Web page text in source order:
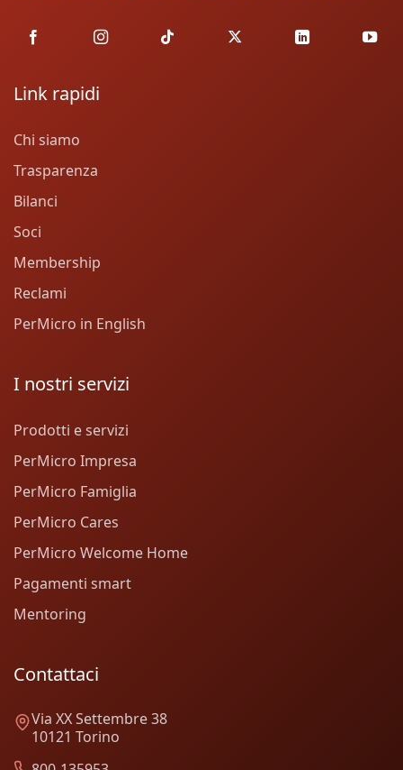
Link rapidi
Chi siamo
Trasparenza
Bilanci
Soci
Membership
Reclami
PerMicro in English
I nostri servizi
Prodotti e servizi
PerMicro Impresa
PerMicro Famiglia
PerMicro Cares
PerMicro Welcome Home
Pagamenti smart
Mentoring
Contattaci
Via XX Settembre 38
10121 Torino